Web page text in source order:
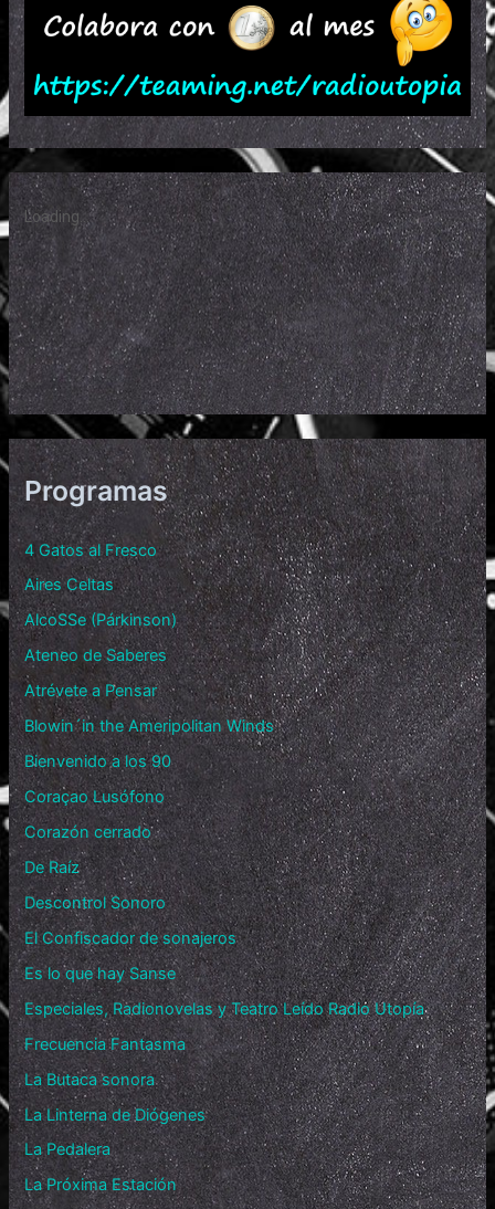
Programas
4 Gatos al Fresco
Aires Celtas
AlcoSSe (Párkinson)
Ateneo de Saberes
Atrévete a Pensar
Blowin´in the Ameripolitan Winds
Bienvenido a los 90
Coraçao Lusófono
Corazón cerrado
De Raíz
Descontrol Sonoro
El Confiscador de sonajeros
Es lo que hay Sanse
Especiales, Radionovelas y Teatro Leído Radio Utopía
Frecuencia Fantasma
La Butaca sonora
La Linterna de Diógenes
La Pedalera
La Próxima Estación